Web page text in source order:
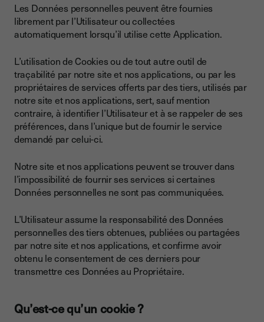
Les Données personnelles peuvent être fournies
librement par l’Utilisateur ou collectées
automatiquement lorsqu’il utilise cette Application.
L’utilisation de Cookies ou de tout autre outil de
traçabilité par notre site et nos applications, ou par les
propriétaires de services offerts par des tiers, utilisés par
notre site et nos applications, sert, sauf mention
contraire, à identifier l’Utilisateur et à se rappeler de ses
préférences, dans l’unique but de fournir le service
demandé par celui-ci.
Notre site et nos applications peuvent se trouver dans
l’impossibilité de fournir ses services si certaines
Données personnelles ne sont pas communiquées.
L’Utilisateur assume la responsabilité des Données
personnelles des tiers obtenues, publiées ou partagées
par notre site et nos applications, et confirme avoir
obtenu le consentement de ces derniers pour
transmettre ces Données au Propriétaire.
Qu’est-ce qu’un cookie ?